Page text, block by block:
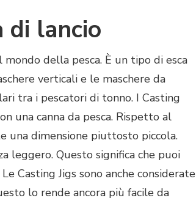
di lancio
della pesca. È un tipo di esca
verticali e le maschere da
tra i pescatori di tonno. I Casting
una canna da pesca. Rispetto al
una dimensione piuttosto piccola.
leggero. Questo significa che puoi
Casting Jigs sono anche considerate
lo rende ancora più facile da